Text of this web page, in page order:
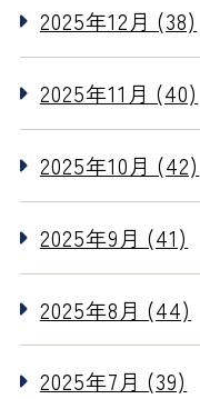
2025年12月 (38)
2025年11月 (40)
2025年10月 (42)
2025年9月 (41)
2025年8月 (44)
2025年7月 (39)